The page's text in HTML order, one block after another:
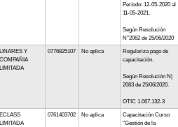
Período: 12-05-2020 al
11-05-2021.
Según Resolución
N°2062 de 25/06/2020
LINARES Y
COMPAÑIA
LIMITADA
0776825107 No aplica
Regulariza pago de
capacitación.
Según Resolución N|
2083 de 25/06/2020.
OTIC 1.067.132-3
ECLASS
LIMITADA
0761403702 No aplica
Capacitación Curso
"Gestión de la